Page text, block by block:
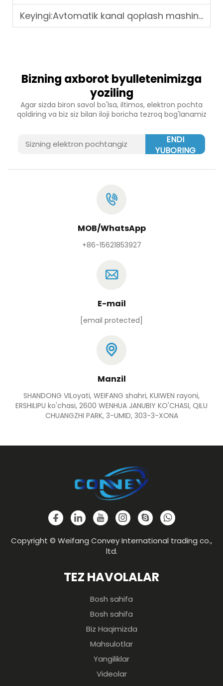
Keyingi:Avtomatik kanal qoplash mashinalari qurilish vaqtini hamda xarajatlarini qanday kamaytiradi
Bizning axborot byulletenimizga
yoziling
Agar sizda biron savol bo'lsa, iltimos, elektron pochta
qoldiring va biz siz bilan iloji boricha tezroq bog'lanamiz
ENDI
YUBORING
MOB/WhatsApp
+86-15621853927
E-mail
[email protected]
Manzil
SHANDONG VILoyati, WEIFANG shahri, KUIWEN rayoni,
ERSHILIPU ko'chasi, 2600 WENHUA JANUBIY KO'CHASI, QILU
CHUANGZHI PARK, 3-UMID, 303-3-XONA
Copyright © Weifang Convey International trading co.,
ltd.
TEZ HAVOLALAR
Bosh sahifa
Bosh sahifa
Biz Haqimizda
Mahsulotlar
Yangiliklar
Videolar